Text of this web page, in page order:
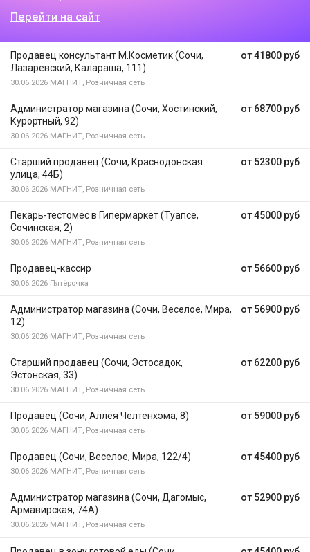
Перейти на сайт
от 41800 руб
Продавец консультант М.Косметик (Сочи,
Лазаревский, Калараша, 111)
30.06.2026 МАГНИТ, Розничная сеть
от 68700 руб
Администратор магазина (Сочи, Хостинский,
Курортный, 92)
30.06.2026 МАГНИТ, Розничная сеть
от 52300 руб
Старший продавец (Сочи, Краснодонская
улица, 44Б)
30.06.2026 МАГНИТ, Розничная сеть
от 45000 руб
Пекарь-тестомес в Гипермаркет (Туапсе,
Сочинская, 2)
30.06.2026 МАГНИТ, Розничная сеть
от 56600 руб
Продавец-кассир
30.06.2026 Пятёрочка
от 56900 руб
Администратор магазина (Сочи, Веселое, Мира,
12)
30.06.2026 МАГНИТ, Розничная сеть
от 62200 руб
Старший продавец (Сочи, Эстосадок,
Эстонская, 33)
30.06.2026 МАГНИТ, Розничная сеть
от 59000 руб
Продавец (Сочи, Аллея Челтенхэма, 8)
30.06.2026 МАГНИТ, Розничная сеть
от 45400 руб
Продавец (Сочи, Веселое, Мира, 122/4)
30.06.2026 МАГНИТ, Розничная сеть
от 52900 руб
Администратор магазина (Сочи, Дагомыс,
Армавирская, 74А)
30.06.2026 МАГНИТ, Розничная сеть